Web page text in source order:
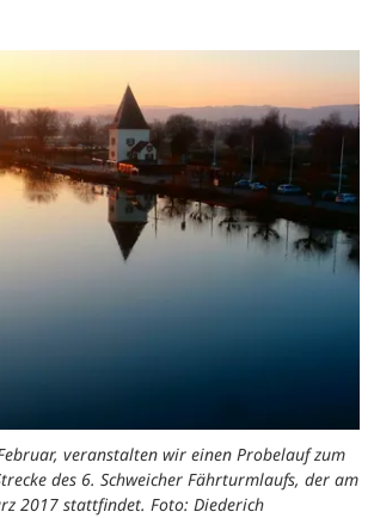
veranstalten wir einen Probelauf zum
des 6. Schweicher Fährturmlaufs, der am
2017 stattfindet. Foto: Diederich